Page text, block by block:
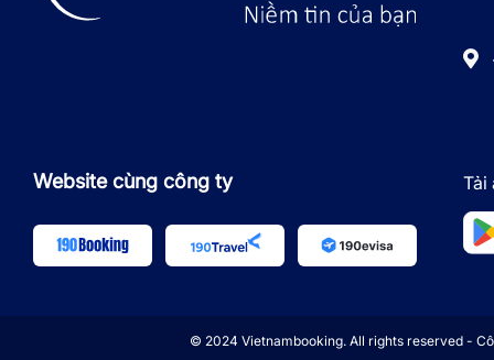
Website cùng công ty Tải
© 2024 Vietnambooking. All rights reserved -